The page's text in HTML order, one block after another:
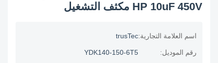
HP 10uF 450V مكثف التشغيل
اسم العلامة التجارية:trusTec
رقم الموديل: YDK140-150-6T5